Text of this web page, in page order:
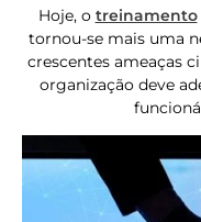
Hoje, o treinamento
tornou-se mais uma
crescentes ameaças
organização deve